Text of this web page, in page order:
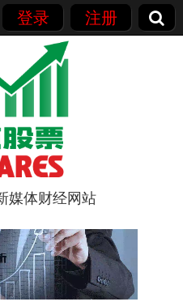
登录 注册
媒体财经网站